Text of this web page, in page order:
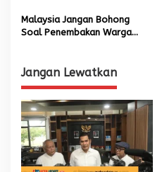
s
Malaysia Jangan Bohong
Soal Penembakan Warga
Jangan Lewatkan